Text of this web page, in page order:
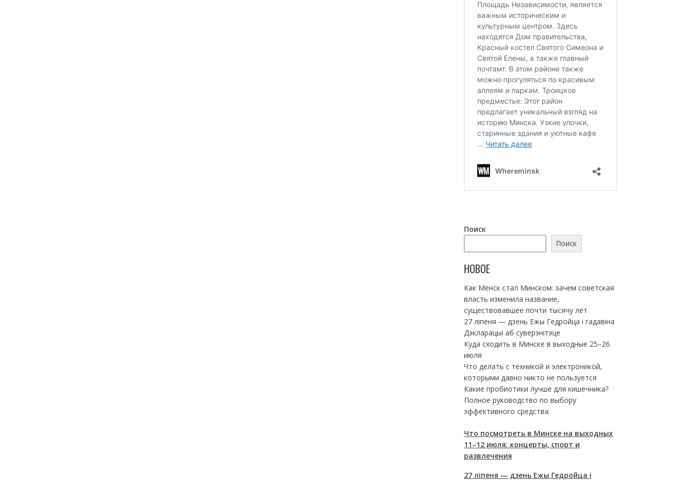
Поиск
Поиск
НОВОЕ
Как Менск стал Минском: зачем советская
власть изменила название,
существовавшее почти тысячу лет
27 ліпеня — дзень Ежы Гедройца і гадавіна
Дэкларацыі аб суверэнітэце
Куда сходить в Минске в выходные 25–26
июля
Что делать с техникой и электроникой,
которыми давно никто не пользуется
Какие пробиотики лучше для кишечника?
Полное руководство по выбору
эффективного средства
Что посмотреть в Минске на выходных
11–12 июля: концерты, спорт и
развлечения
27 ліпеня — дзень Ежы Гедройца і